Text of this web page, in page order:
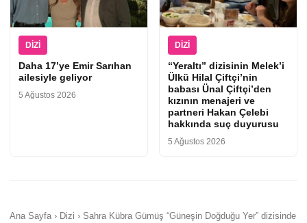
DIZI
Daha 17’ye Emir Sarıhan
ailesiyle geliyor
5 Ağustos 2026
DIZI
“Yeraltı” dizisinin Melek’i
Ülkü Hilal Çiftçi’nin
babası Ünal Çiftçi’den
kızının menajeri ve
partneri Hakan Çelebi
hakkında suç duyurusu
5 Ağustos 2026
Ana Sayfa › Dizi › Sahra Kübra Gümüş “Güneşin Doğduğu Yer” dizisinde